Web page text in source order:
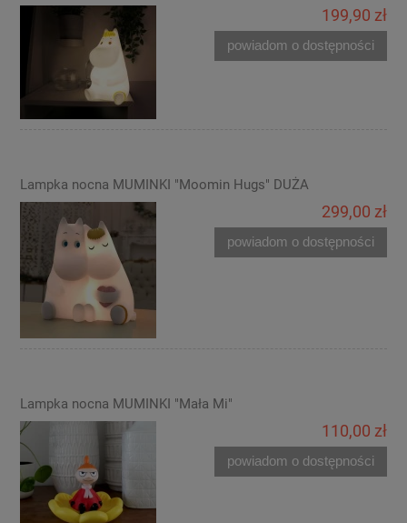
199,90 zł
powiadom o dostępności
Lampka nocna MUMINKI "Moomin Hugs" DUŻA
299,00 zł
powiadom o dostępności
Lampka nocna MUMINKI "Mała Mi"
110,00 zł
powiadom o dostępności